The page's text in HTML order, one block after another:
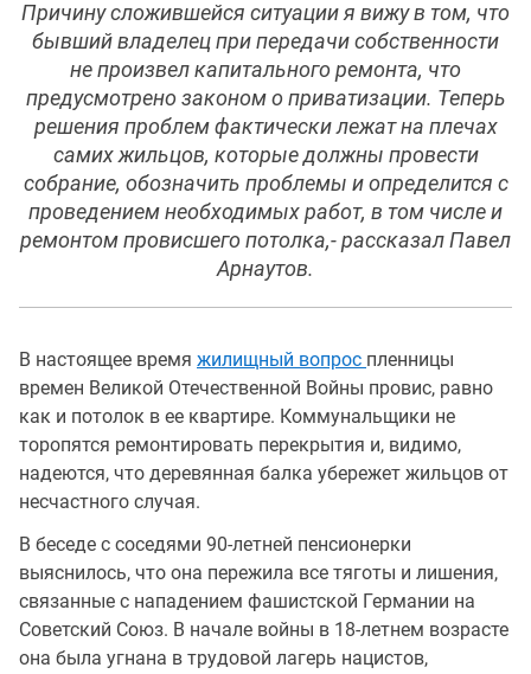
Причину сложившейся ситуации я вижу в том, что
бывший владелец при передачи собственности
не произвел капитального ремонта, что
предусмотрено законом о приватизации. Теперь
решения проблем фактически лежат на плечах
самих жильцов, которые должны провести
собрание, обозначить проблемы и определится с
проведением необходимых работ, в том числе и
ремонтом провисшего потолка,- рассказал Павел
Арнаутов.
В настоящее время жилищный вопрос пленницы
времен Великой Отечественной Войны провис, равно
как и потолок в ее квартире. Коммунальщики не
торопятся ремонтировать перекрытия и, видимо,
надеются, что деревянная балка убережет жильцов от
несчастного случая.
В беседе с соседями 90-летней пенсионерки
выяснилось, что она пережила все тяготы и лишения,
связанные с нападением фашистской Германии на
Советский Союз. В начале войны в 18-летнем возрасте
она была угнана в трудовой лагерь нацистов,